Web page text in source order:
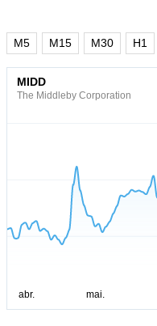
M5 M15 M30 H1
MIDD
The Middleby Corporation